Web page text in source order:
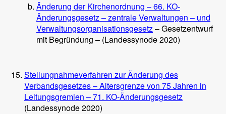
Änderung der Kirchenordnung – 66. KO-
Änderungsgesetz – zentrale Verwaltungen – und
Verwaltungsorganisationsgesetz– Gesetzentwurf
mit Begründung – (Landessynode 2020)
Stellungnahmeverfahren zur Änderung des
Verbandsgesetzes – Altersgrenze von 75 Jahren in
Leitungsgremien – 71. KO-Änderungsgesetz
(Landessynode 2020)